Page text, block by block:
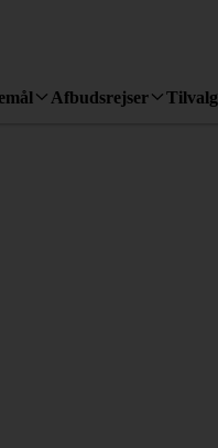
Afbudsrejser Tilvalg